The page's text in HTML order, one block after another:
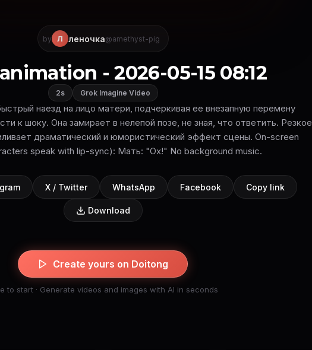
by Л леночка@amethyst-pig
- 2026-05-15 08:12
2s Grok Imagine Video
наезд на лицо матери, подчеркивая ее внезапную перемену
к шоку. Она замирает в нелепой позе, не зная, что ответить. Резкое
драматический и юмористический эффект сцены. On-screen
speak with lip-sync): Мать: "Ох!" No background music.
X / Twitter WhatsApp Facebook Copy link
Download
Create yours on Doitong
to start · Generate videos and images with AI in seconds